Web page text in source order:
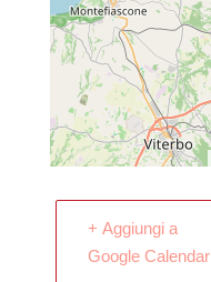
+ Aggiungi a
Google Calendar